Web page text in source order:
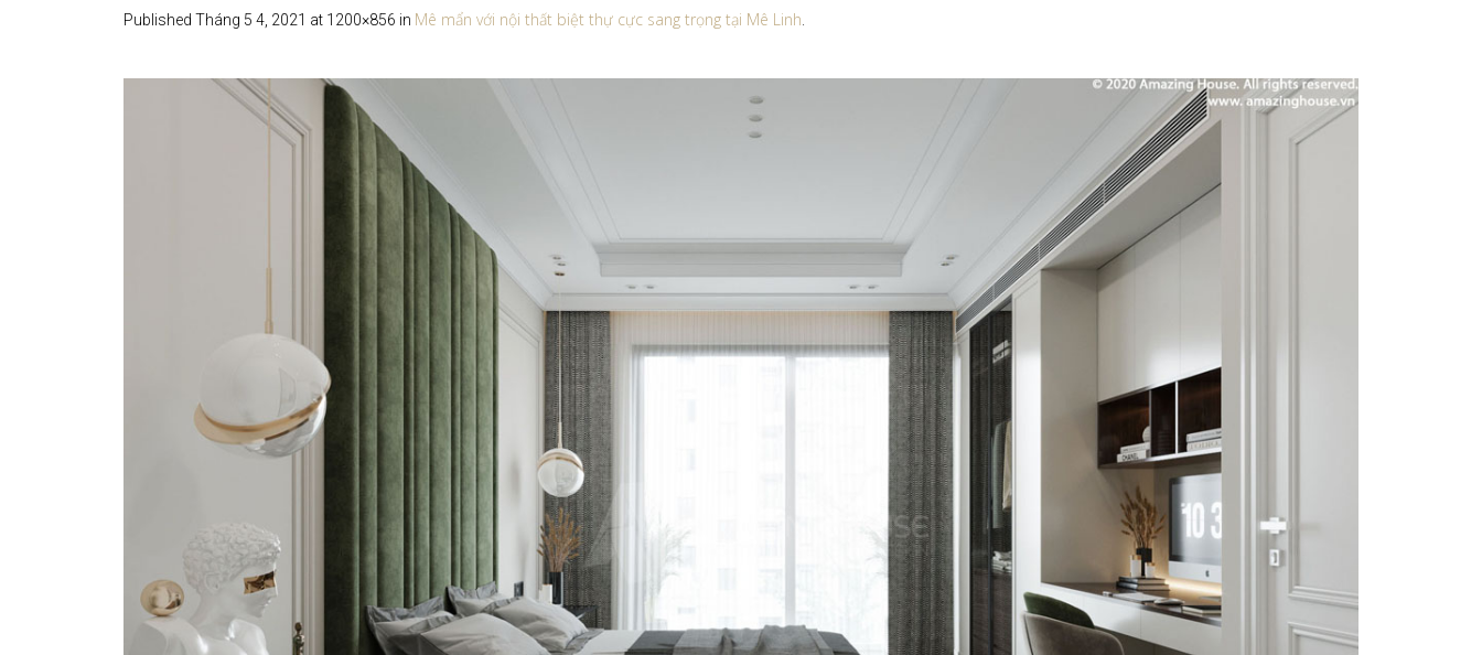
Published Tháng 5 4, 2021 at 1200×856 in Mê mẩn với nội thất biệt thự cực sang trọng tại Mê Linh.